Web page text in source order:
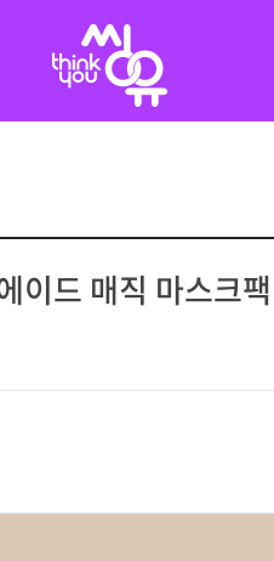
이드 매직 마스크